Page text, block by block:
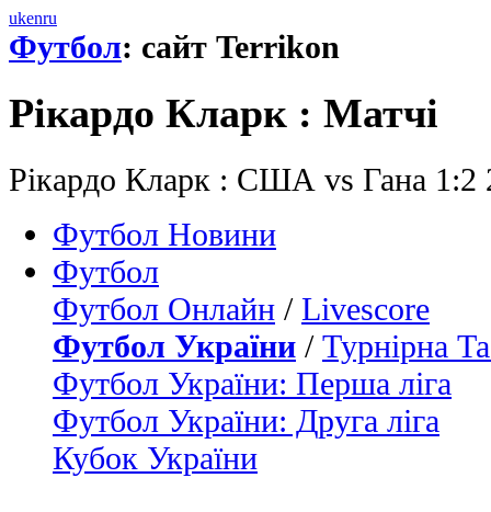
ukenru
Футбол: сайт Terrikon
Рікардо Кларк : Матчi
Рікардо Кларк : США vs Гана 1:2
Футбол Новини
Футбол
Футбол Онлайн / Livescore
Футбол України / Турнірна
Футбол України: Перша ліга
Футбол України: Друга ліга
Кубок України